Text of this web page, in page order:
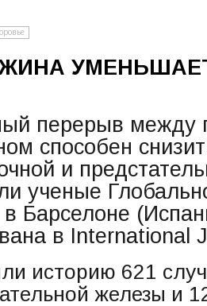
перерыв между
способен
и
ученые
Барселоне
в International
историю 621
железы и